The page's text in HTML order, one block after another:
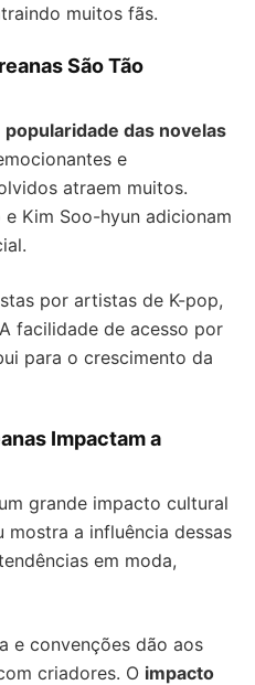
muitos fãs.
São Tão
popularidade das novelas
e
atraem muitos.
Kim Soo-hyun adicionam
por artistas de K-pop,
facilidade de acesso por
para o crescimento da
Impactam a
grande impacto cultural
mostra a influência dessas
em moda,
e convenções dão aos
criadores. O impacto